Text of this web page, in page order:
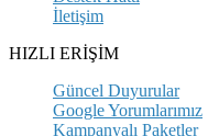
İletişim
HIZLI ERİŞİM
Güncel Duyurular
Google Yorumlarımız
Kampanyalı Paketler